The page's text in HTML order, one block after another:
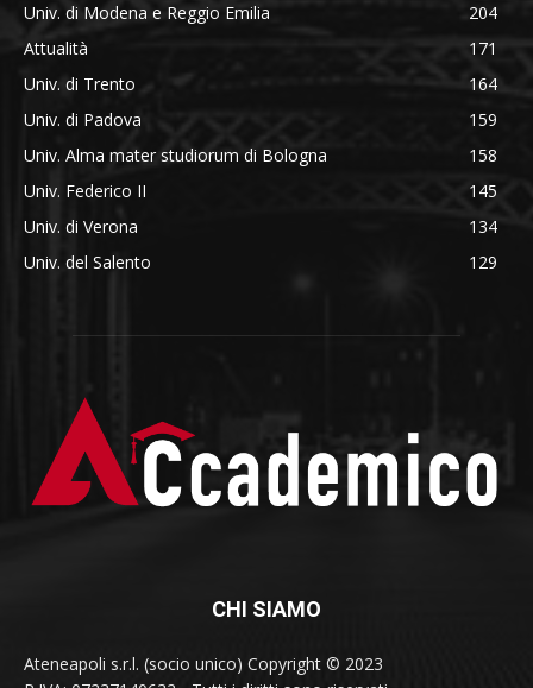
Univ. di Modena e Reggio Emilia
204
Attualità
171
Univ. di Trento
164
Univ. di Padova
159
Univ. Alma mater studiorum di Bologna
158
Univ. Federico II
145
Univ. di Verona
134
Univ. del Salento
129
CHI SIAMO
Ateneapoli s.r.l. (socio unico) Copyright © 2023